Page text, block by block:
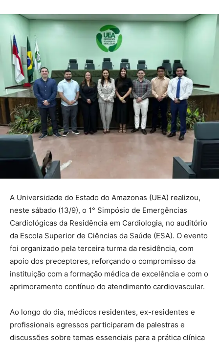
A Universidade do Estado do Amazonas (UEA) realizou,
neste sábado (13/9), o 1° Simpósio de Emergências
Cardiológicas da Residência em Cardiologia, no auditório
da Escola Superior de Ciências da Saúde (ESA). O evento
foi organizado pela terceira turma da residência, com
apoio dos preceptores, reforçando o compromisso da
instituição com a formação médica de excelência e com o
aprimoramento contínuo do atendimento cardiovascular.
Ao longo do dia, médicos residentes, ex-residentes e
profissionais egressos participaram de palestras e
discussões sobre temas essenciais para a prática clínica